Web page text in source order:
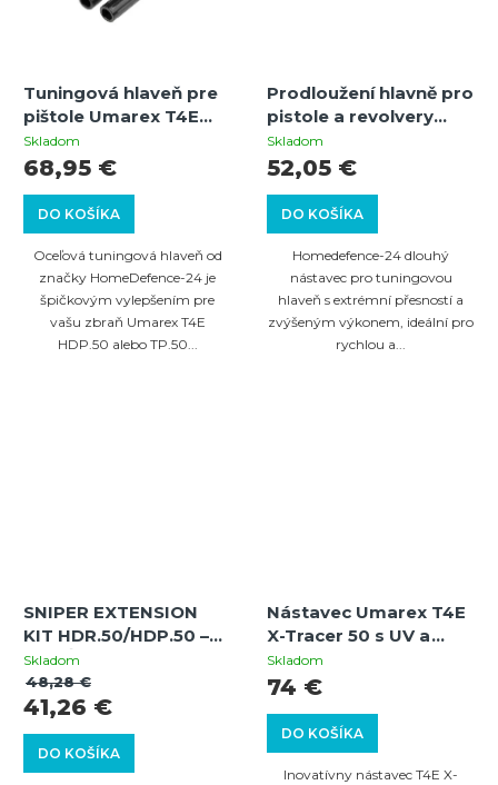
Tuningová hlaveň pre
pištole Umarex T4E
HDP.50 | TP.50
COMPACT so závitom
a nástavcom
Skladom
DO KOŠÍKA
68,95 €
Oceľová tuningová hlaveň od
značky HomeDefence-24 je
špičkovým vylepšením pre
vašu zbraň Umarex T4E
HDP.50 alebo TP.50...
Prodloužení hlavně pro
pistole a revolvery
Umarex T4E cal.50 /
30J+ GEN1 GEN2
Skladom
DO KOŠÍKA
52,05 €
Homedefence-24 dlouhý
nástavec pro tuningovou
hlaveň s extrémní přesností a
zvýšeným výkonem, ideální pro
rychlou a...
SNIPER EXTENSION
KIT HDR.50/HDP.50 –
predĺženie hlavne pre
Umarex T4E cal.50 |
oceľ 12 cm | závit 15×1 |
vnútorný priemer 12,7
mm
Skladom
DO KOŠÍKA
41,26 €
48,28 €
Nástavec Umarex T4E
X-Tracer 50 s UV a
zábleskovými LED pre
HDR 50
Skladom
DO KOŠÍKA
74 €
Inovatívny nástavec T4E X-